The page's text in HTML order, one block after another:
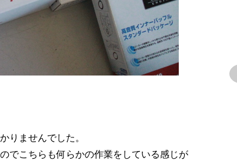
りませんでした。
でこちらも何らかの作業をしている感じが